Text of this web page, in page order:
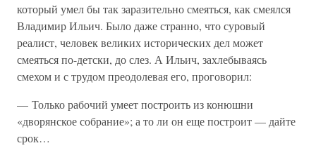
который умел бы так заразительно смеяться, как смеялся
Владимир Ильич. Было даже странно, что суровый
реалист, человек великих исторических дел может
смеяться по-детски, до слез. А Ильич, захлебываясь
смехом и с трудом преодолевая его, проговорил:
— Только рабочий умеет построить из конюшни
«дворянское собрание»; а то ли он еще построит — дайте
срок…